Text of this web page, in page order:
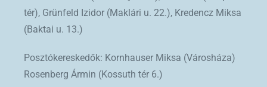
tér), Grünfeld Izidor (Maklári u. 22.), Kredencz Miksa
(Baktai u. 13.)
Posztókereskedők: Kornhauser Miksa (Városháza)
Rosenberg Ármin (Kossuth tér 6.)